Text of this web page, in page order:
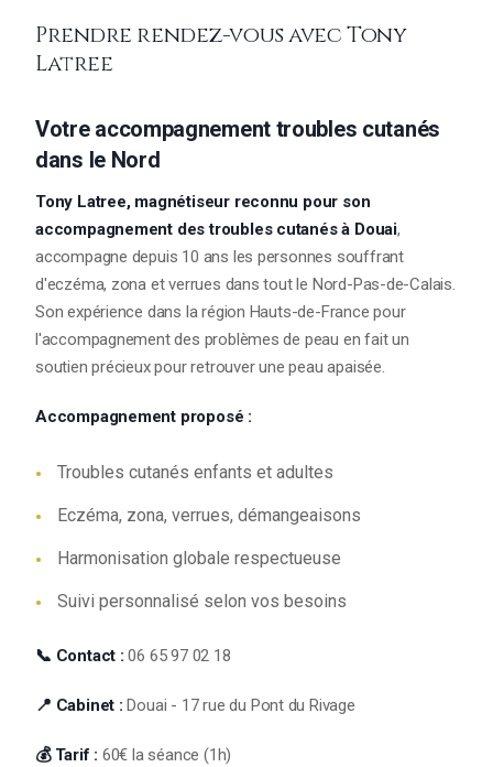
Prendre rendez-vous avec Tony
Latree
Votre accompagnement troubles cutanés
dans le Nord
Tony Latree, magnétiseur reconnu pour son
accompagnement des troubles cutanés à Douai,
accompagne depuis 10 ans les personnes souffrant
d'eczéma, zona et verrues dans tout le Nord-Pas-de-Calais.
Son expérience dans la région Hauts-de-France pour
l'accompagnement des problèmes de peau en fait un
soutien précieux pour retrouver une peau apaisée.
Accompagnement proposé :
Troubles cutanés enfants et adultes
Eczéma, zona, verrues, démangeaisons
Harmonisation globale respectueuse
Suivi personnalisé selon vos besoins
📞 Contact : 06 65 97 02 18
📍 Cabinet : Douai - 17 rue du Pont du Rivage
💰 Tarif : 60€ la séance (1h)